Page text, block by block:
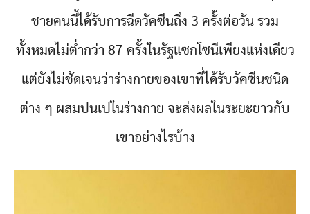
ชายคนนี้ได้รับการฉีดวัคซีนถึง 3 ครั้งต่อวัน รวม
ทั้งหมดไม่ต่ำกว่า 87 ครั้งในรัฐแซกโซนีเพียงแห่งเดียว
แต่ยังไม่ชัดเจนว่าร่างกายของเขาที่ได้รับวัคซีนชนิด
ต่าง ๆ ผสมปนเปในร่างกาย จะส่งผลในระยะยาวกับ
เขาอย่างไรบ้าง